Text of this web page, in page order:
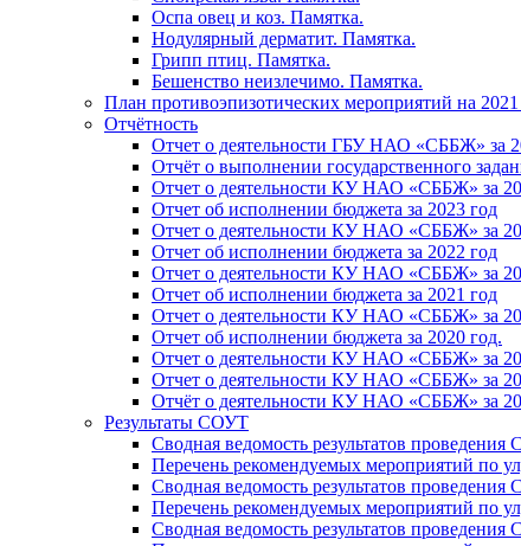
Оспа овец и коз. Памятка.
Нодулярный дерматит. Памятка.
Грипп птиц. Памятка.
Бешенство неизлечимо. Памятка.
План противоэпизотических мероприятий на 2021
Отчётность
Отчет о деятельности ГБУ НАО «СББЖ» за
Отчёт о выполнении государственного
Отчет о деятельности КУ НАО «СББЖ» за
Отчет об исполнении бюджета за 2023 год
Отчет о деятельности КУ НАО «СББЖ» за
Отчет об исполнении бюджета за 2022 год
Отчет о деятельности КУ НАО «СББЖ» за
Отчет об исполнении бюджета за 2021 год
Отчет о деятельности КУ НАО «СББЖ» за
Отчет об исполнении бюджета за 2020 год.
Отчет о деятельности КУ НАО «СББЖ» за
Отчет о деятельности КУ НАО «СББЖ» за
Отчёт о деятельности КУ НАО «СББЖ» за
Результаты СОУТ
Сводная ведомость результатов проведения
Перечень рекомендуемых мероприятий по
Сводная ведомость результатов
Перечень рекомендуемых мероприятий по
Сводная ведомость результатов проведения